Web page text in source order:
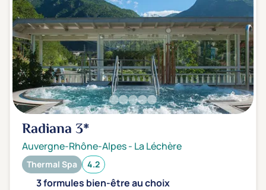
Radiana 3*
Auvergne-Rhône-Alpes- La Léchère
Thermal Spa 4.2
3 formules bien-être au choix